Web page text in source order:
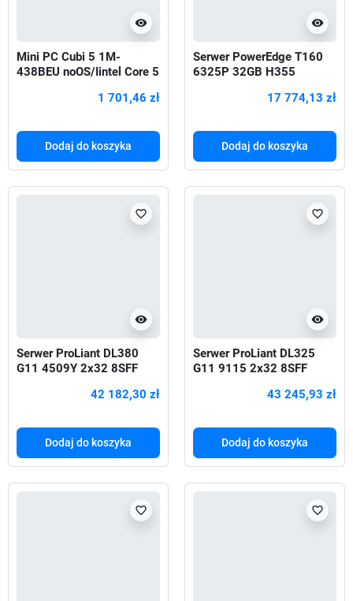
visibility
Mini PC Cubi 5 1M-
438BEU noOS/Iintel Core 5
1 701,46 zł
Dodaj do koszyka
visibility
Serwer PowerEdge T160
6325P 32GB H355
17 774,13 zł
Dodaj do koszyka
visibility
favorite_border
Serwer ProLiant DL380
G11 4509Y 2x32 8SFF
42 182,30 zł
Dodaj do koszyka
visibility
favorite_border
Serwer ProLiant DL325
G11 9115 2x32 8SFF
43 245,93 zł
Dodaj do koszyka
favorite_border favorite_border